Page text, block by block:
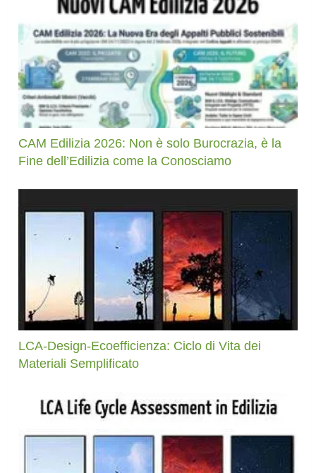
CAM Edilizia 2026: Non è solo Burocrazia, è la
Fine dell’Edilizia come la Conosciamo
LCA-Design-Ecoefficienza: Ciclo di Vita dei
Materiali Semplificato